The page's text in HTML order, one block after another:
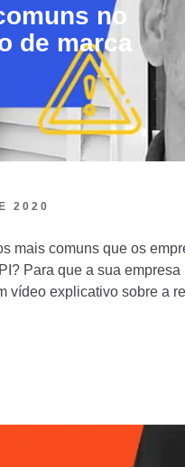
no
de marca
2020
mais comuns que os
Para que a sua
vídeo explicativo sobre a
“Erros
registro